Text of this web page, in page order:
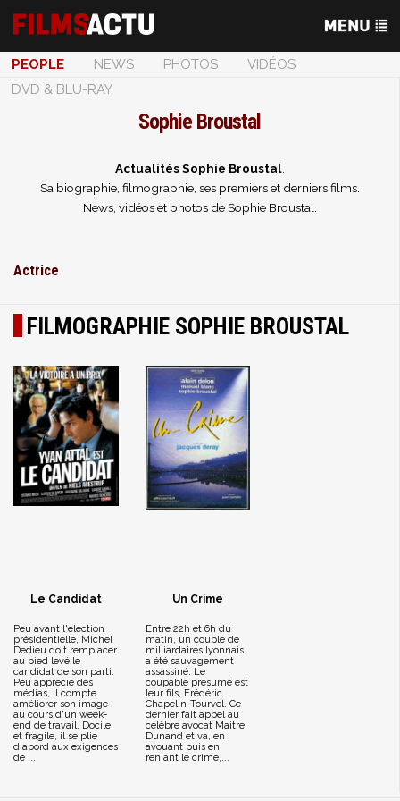
PEOPLE NEWS PHOTOS
VIDÉOS
DVD & BLU-RAY
Sophie Broustal
Actualités Sophie Broustal.
Sa biographie, filmographie, ses premiers et derniers films.
News, vidéos et photos de Sophie Broustal.
Actrice
FILMOGRAPHIE SOPHIE BROUSTAL
Le Candidat
Peu avant l'élection
présidentielle, Michel
Dedieu doit remplacer
au pied levé le
candidat de son parti.
Peu apprécié des
médias, il compte
améliorer son image
au cours d'un week-
end de travail. Docile
et fragile, il se plie
d'abord aux exigences
de ...
Un Crime
Entre 22h et 6h du
matin, un couple de
milliardaires lyonnais
a été sauvagement
assassiné. Le
coupable présumé est
leur fils, Frédéric
Chapelin-Tourvel. Ce
dernier fait appel au
célèbre avocat Maitre
Dunand et va, en
avouant puis en
reniant le crime,...